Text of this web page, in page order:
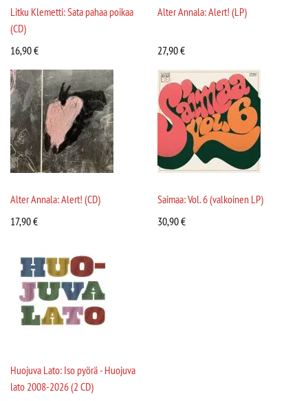
Litku Klemetti: Sata pahaa poikaa
(CD)
16,90€
Alter Annala: Alert! (LP)
27,90€
Alter Annala: Alert! (CD)
17,90€
Saimaa: Vol. 6 (valkoinen LP)
30,90€
Huojuva Lato: Iso pyörä - Huojuva
lato 2008-2026 (2 CD)